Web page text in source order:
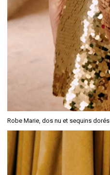
Robe Marie, dos nu et sequins dorés